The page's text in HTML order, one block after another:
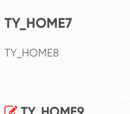
TY_HOME7
TY_HOME8